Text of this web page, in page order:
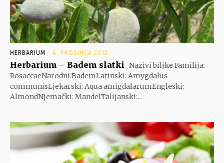
HERBARIUM 6. PROSINCA 2012.
Herbarium – Badem slatki Nazivi biljke Familija:
RosaccaeNarodni:BademLatinski: Amygdalus
communisLjekarski: Aqua amigdalarumEngleski:
AlmondNjemački: MandelTalijanski:...